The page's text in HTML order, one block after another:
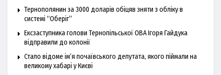
Тернополянин за 3000 доларів обіцяв зняти з обліку в
системі “Оберіг”
Ексзаступника голови Тернопільської ОВА Ігоря Гайдука
відправили до колонії
Стало відоме ім’я почаївського депутата, якого піймали на
великому хабарі у Києві